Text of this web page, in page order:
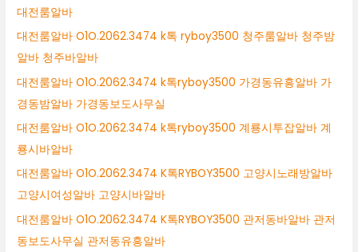
대전룸알바
대전룸알바 O1O.2062.3474 k톡 ryboy3500 청주룸알바 청주밤
알바 청주바알바
대전룸알바 O1O.2062.3474 k톡ryboy3500 가경동유흥알바 가
경동밤알바 가경동보도사무실
대전룸알바 O1O.2062.3474 k톡ryboy3500 계룡시투잡알바 계
룡시바알바
대전룸알바 O1O.2062.3474 K톡RYBOY3500 고양시노래방알바
고양시여성알바 고양시바알바
대전룸알바 O1O.2062.3474 K톡RYBOY3500 관저동바알바 관저
동보도사무실 관저동유흥알바